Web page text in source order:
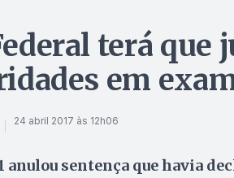
terá que
em
24 abril 2017 às 12h06
anulou sentença que havia